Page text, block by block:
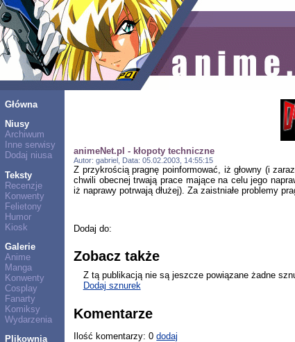
Główna
Niusy
Archiwum
Inne serwisy
Dodaj niusa
Teksty
Recenzje
Konwenty
Felietony
Humor
Kiosk
Galerie
Anime
Manga
Konwenty
Cosplay
Fanarty
Komiksy
Wydarzenia
Plikownia
animeNet.pl - kłopoty techniczne
Autor: gabriel, Data: 05.02.2003, 14:55:15
Z przykrością pragnę poinformować, iż głowny (i
chwili obecnej trwają prace mające na celu jego
iż naprawy potrwają dłużej). Za zaistniałe problemy
Dodaj do:
Zobacz także
Z tą publikacją nie są jeszcze powiązane żadne
Dodaj sznurek
Komentarze
Ilość komentarzy: 0dodaj